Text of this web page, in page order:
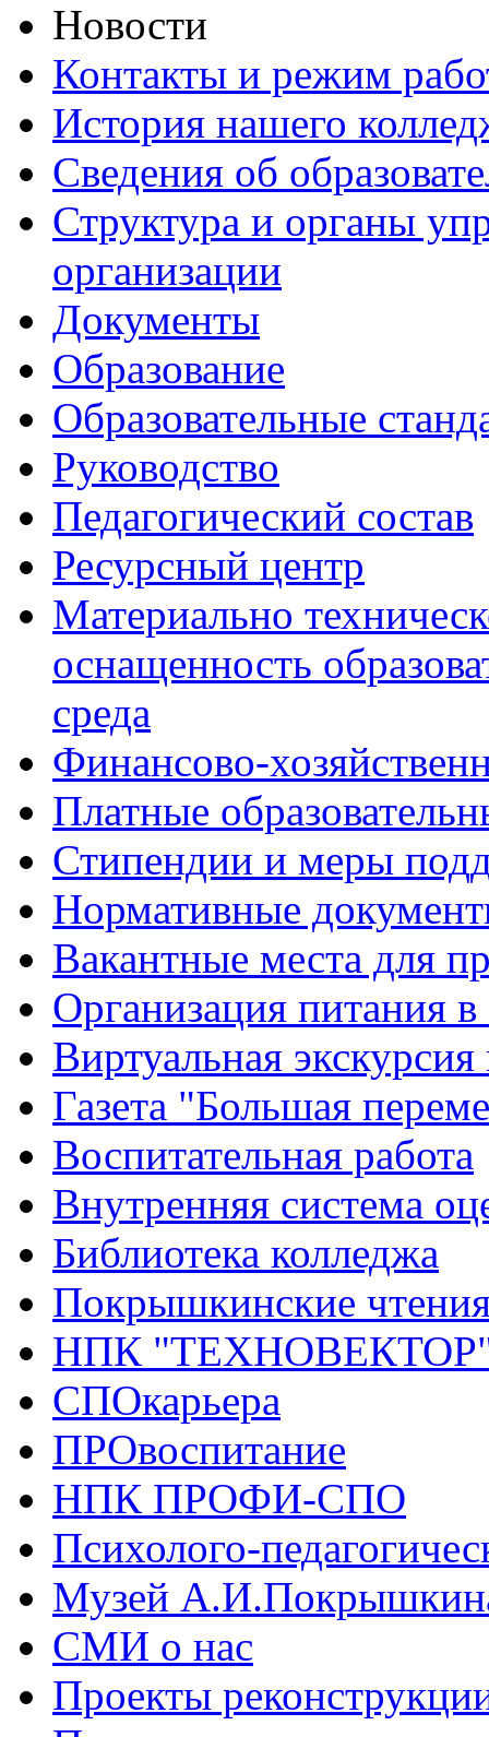
Новости
Контакты и режим
История нашего
Сведения об
Структура и органы
организации
Документы
Образование
Образовательные
Руководство
Педагогический состав
Ресурсный центр
Материально
оснащенность
среда
Финансово-
Платные
Стипендии и меры
Нормативные
Вакантные места для
Организация питания в
Виртуальная
Газета "Большая
Воспитательная работа
Внутренняя система
Библиотека колледжа
Покрышкинские
НПК
СПОкарьера
ПРОвоспитание
НПК ПРОФИ-СПО
Психолого-
Музей
СМИ о нас
Проекты